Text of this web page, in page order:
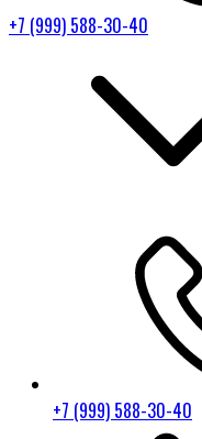
+7 (999) 588-30-40
+7 (999) 588-30-40